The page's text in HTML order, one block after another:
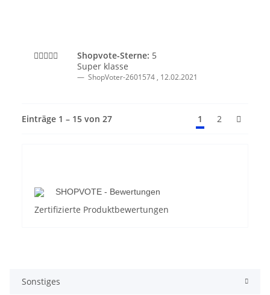
Shopvote-Sterne: 5
Super klasse
ShopVoter-2601574 , 12.02.2021
Einträge 1 – 15 von 27 1 2
SHOPVOTE - Bewertungen
Zertifizierte Produktbewertungen
Sonstiges